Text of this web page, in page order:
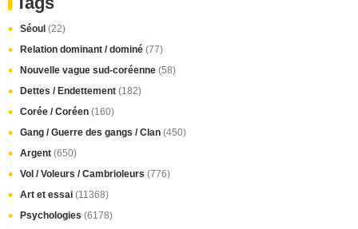
Séoul (22)
Relation dominant / dominé (77)
Nouvelle vague sud-coréenne (58)
Dettes / Endettement (182)
Corée / Coréen (160)
Gang / Guerre des gangs / Clan (450)
Argent (650)
Vol / Voleurs / Cambrioleurs (776)
Art et essai (11368)
Psychologies (6178)